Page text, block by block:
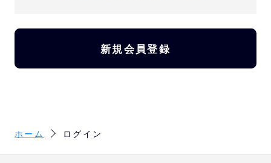
新規会員登録
ホーム ログイン